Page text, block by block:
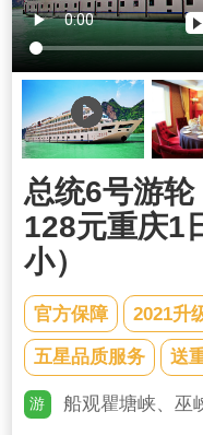
总统6号游
128元重庆1
小）
官方保障 2021升
五星品质服务 送
游 船观瞿塘峡、巫